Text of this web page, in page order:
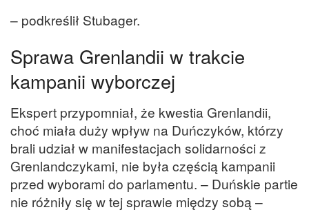
– podkreślił Stubager.
Sprawa Grenlandii w trakcie
kampanii wyborczej
Ekspert przypomniał, że kwestia Grenlandii,
choć miała duży wpływ na Duńczyków, którzy
brali udział w manifestacjach solidarności z
Grenlandczykami, nie była częścią kampanii
przed wyborami do parlamentu. – Duńskie partie
nie różniły się w tej sprawie między sobą –